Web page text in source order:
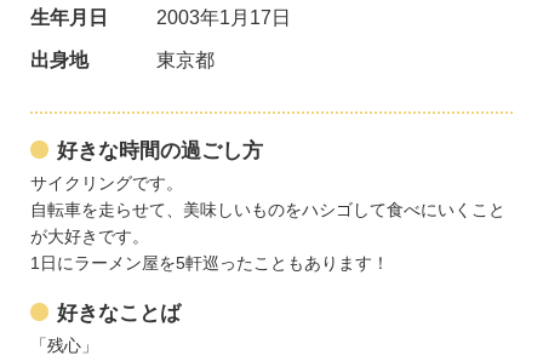
生年月日 2003年1月17日
出身地 東京都
好きな時間の過ごし方
サイクリングです。
自転車を走らせて、美味しいものをハシゴして食べにいくこと
が大好きです。
1日にラーメン屋を5軒巡ったこともあります！
好きなことば
「残心」